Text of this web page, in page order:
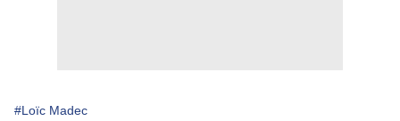
#Loïc Madec